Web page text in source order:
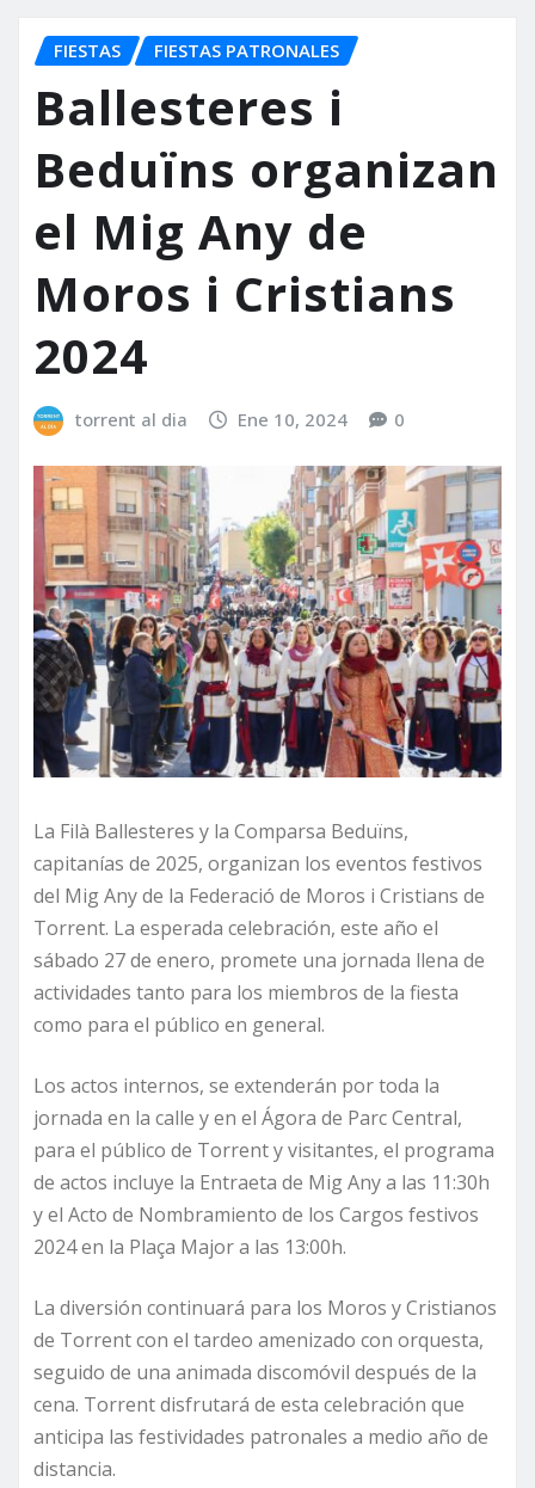
FIESTAS FIESTAS PATRONALES
Ballesteres i
Beduïns organizan
el Mig Any de
Moros i Cristians
2024
torrent al dia Ene 10, 2024 0
La Filà Ballesteres y la Comparsa Beduïns,
capitanías de 2025, organizan los eventos festivos
del Mig Any de la Federació de Moros i Cristians de
Torrent. La esperada celebración, este año el
sábado 27 de enero, promete una jornada llena de
actividades tanto para los miembros de la fiesta
como para el público en general.
Los actos internos, se extenderán por toda la
jornada en la calle y en el Ágora de Parc Central,
para el público de Torrent y visitantes, el programa
de actos incluye la Entraeta de Mig Any a las 11:30h
y el Acto de Nombramiento de los Cargos festivos
2024 en la Plaça Major a las 13:00h.
La diversión continuará para los Moros y Cristianos
de Torrent con el tardeo amenizado con orquesta,
seguido de una animada discomóvil después de la
cena. Torrent disfrutará de esta celebración que
anticipa las festividades patronales a medio año de
distancia.